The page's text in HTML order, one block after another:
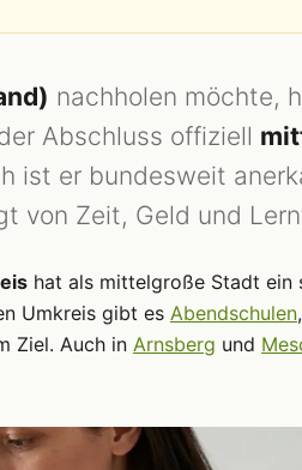
nachholen möchte,
Abschluss offiziell
ist er bundesweit
von Zeit, Geld und
hat als mittelgroße Stadt ein
Umkreis gibt es Abendschulen,
Ziel. Auch in Arnsberg und